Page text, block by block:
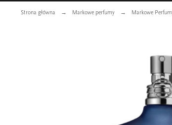
Strona główna Markowe perfumy Markowe